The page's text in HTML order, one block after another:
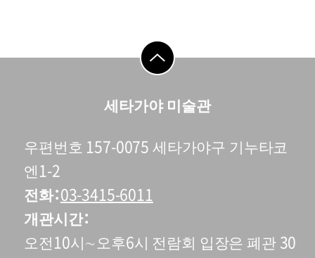
go to top
세타가야 미술관
우편번호 157-0075 세타가야구 기누타코
엔1-2
전화 03-3415-6011
개관시간
오전10시∼오후6시 전람회 입장은 폐관 30